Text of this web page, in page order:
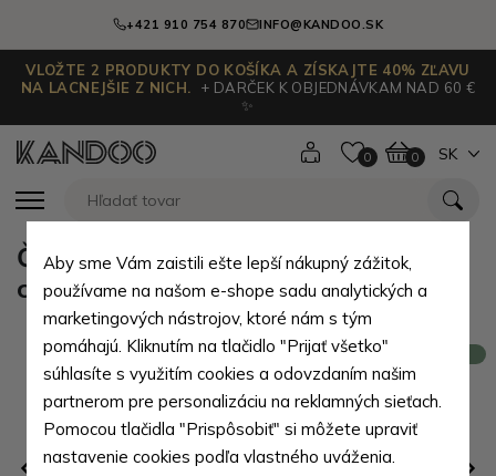
+421 910 754 870 INFO@KANDOO.SK
VLOŽTE 2 PRODUKTY DO KOŠÍKA A ZÍSKAJTE 40% ZĽAVU
NA LACNEJŠIE Z NICH.
+ DARČEK K OBJEDNÁVKAM NAD 60 €
✨
0 0 SK
Čierna pánska priestranná kožená
cestovná taška Mirza
Aby sme Vám zaistili ešte lepší nákupný zážitok,
používame na našom e-shope sadu analytických a
marketingových nástrojov, ktoré nám s tým
pomáhajú. Kliknutím na tlačidlo "Prijať všetko"
súhlasíte s využitím cookies a odovzdaním našim
partnerom pre personalizáciu na reklamných sieťach.
Pomocou tlačidla "Prispôsobiť" si môžete upraviť
nastavenie cookies podľa vlastného uváženia.